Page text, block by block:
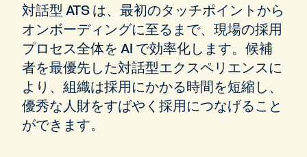
対話型 ATS は、最初のタッチポイントから
オンボーディングに至るまで、現場の採用
プロセス全体を AI で効率化します。候補
者を最優先した対話型エクスペリエンスに
より、組織は採用にかかる時間を短縮し、
優秀な人財をすばやく採用につなげること
ができます。